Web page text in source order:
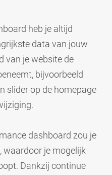
heb je altijd
data van jouw
van je website de
bijvoorbeeld
slider op de homepage
dashboard zou je
waardoor je mogelijk
Dankzij continue